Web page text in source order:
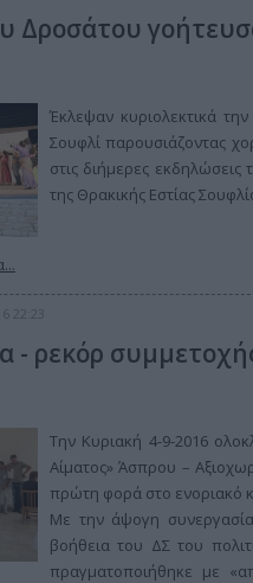
Δροσάτου
Έκλεψαν κυριολεκτικά
Σουφλί παρουσιάζοντας
στις διήμερες
της Θρακικής Εστίας
22:23
- ρεκόρ
Την Κυριακή 4-9-2016
Αίματος» Άσπρου –
πρώτη φορά στο ενοριακό
Με την άψογη
βοήθεια του ΔΣ του
πραγματοποιήθηκε με